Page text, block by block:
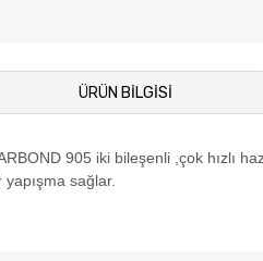
ÜRÜN BILGISI
905 iki bileşenli ,çok hızlı
yapışma sağlar.